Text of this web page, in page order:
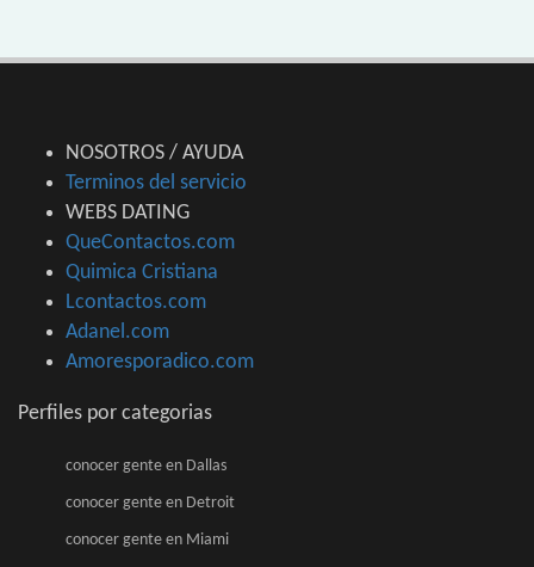
NOSOTROS / AYUDA
Terminos del servicio
WEBS DATING
QueContactos.com
Quimica Cristiana
Lcontactos.com
Adanel.com
Amoresporadico.com
Perfiles por categorias
conocer gente en Dallas
conocer gente en Detroit
conocer gente en Miami